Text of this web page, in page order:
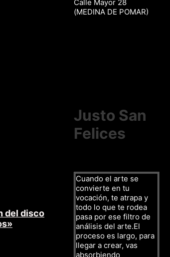
del disco
Calle Mayor 28
(MEDINA DE POMAR)
Justo San
Felices
Cuando el arte se
convierte en tu
vocación, te atrapa y
todo lo que te rodea
pasa por ese filtro de
análisis del arte.El
proceso es largo, para
llegar a crear, vas
absorbiendo